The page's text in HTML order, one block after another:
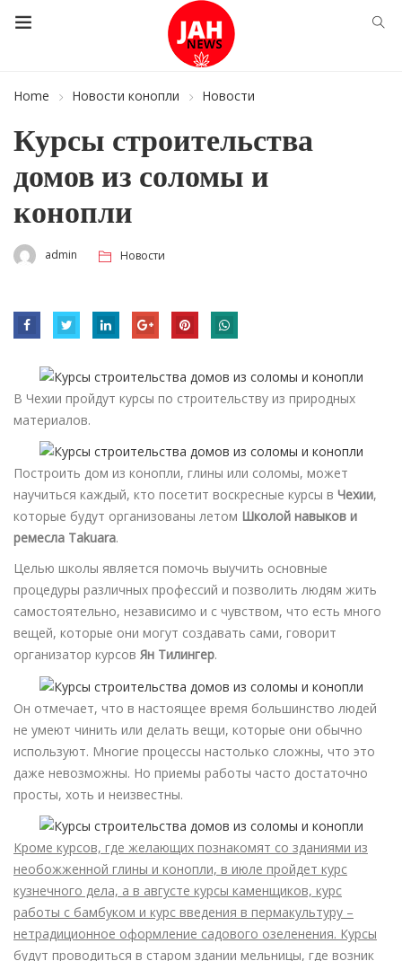
Home Новости конопли Новости
Курсы строительства
домов из соломы и
конопли
admin Новости
В Чехии пройдут курсы по строительству из природных
материалов.
Построить дом из конопли, глины или соломы, может
научиться каждый, кто посетит воскресные курсы в Чехии,
которые будут организованы летом Школой навыков и
ремесла Takuara.
Целью школы является помочь выучить основные
процедуры различных профессий и позволить людям жить
самостоятельно, независимо и с чувством, что есть много
вещей, которые они могут создавать сами, говорит
организатор курсов Ян Тилингер.
Он отмечает, что в настоящее время большинство людей
не умеют чинить или делать вещи, которые они обычно
используют. Многие процессы настолько сложны, что это
даже невозможны. Но приемы работы часто достаточно
просты, хоть и неизвестны.
Кроме курсов, где желающих познакомят со зданиями из
необожженной глины и конопли, в июле пройдет курс
кузнечного дела, а в августе курсы каменщиков, курс
работы с бамбуком и курс введения в пермакультуру –
нетрадиционное оформление садового озеленения. Курсы
будут проводиться в старом здании мельницы, где возник